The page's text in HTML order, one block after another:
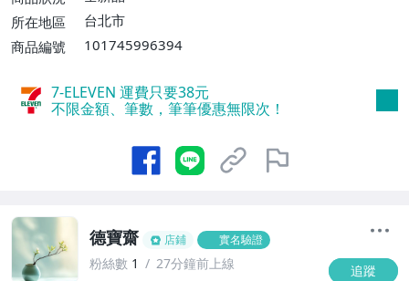
所在地區
台北市
商品編號
101745996394
7-ELEVEN 運費只要38元
不限金額、筆數，筆筆優惠無限次！
德寶齋 店鋪 實名驗證
粉絲數 1 27分鐘前上線 追蹤